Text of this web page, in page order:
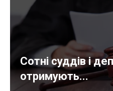
Сотні суддів і
отримують...